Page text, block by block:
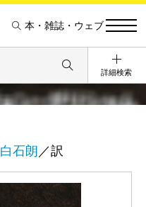
本・雑誌・ウェブ
詳細検索
白石朗 ／訳